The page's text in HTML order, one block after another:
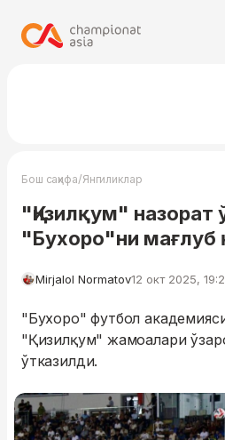
Бош саҳифа/Янгиликлар
"Қизилқум" назорат
"Бухоро"ни мағлуб
Mirjalol Normatov12 окт 2025,
"Бухоро" футбол
"Қизилқум" жамоалари
ўтказилди.